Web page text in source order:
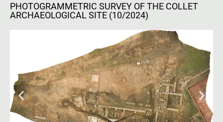
PHOTOGRAMMETRIC SURVEY OF THE COLLET
ARCHAEOLOGICAL SITE (10/2024)